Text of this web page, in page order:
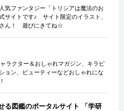
気ファンタジー「トリシアは魔法のお
サイトです♪ サイト限定のイラスト、
さん！ 遊びにきてね☆
ラクター＆おしゃれマガジン、キラピ
ョン、ビューティーなどおしゃれにな
る図鑑のポータルサイト 「学研